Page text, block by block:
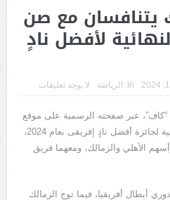
يتنافسان مع صن
لأفضل نادٍ
In: الرياضة لا يوجد تعليقات
“كاف”، عبر صفحته الرسمية على موقع
“X”، اليوم الخميس، القائمة النهائية لجائزة أفضل نادٍ إفريقى بعام 2024،
على رأسهم الأهلي والزمالك، ومعهما فريق
أبطال أفريقيا، فيما توج الزمالك